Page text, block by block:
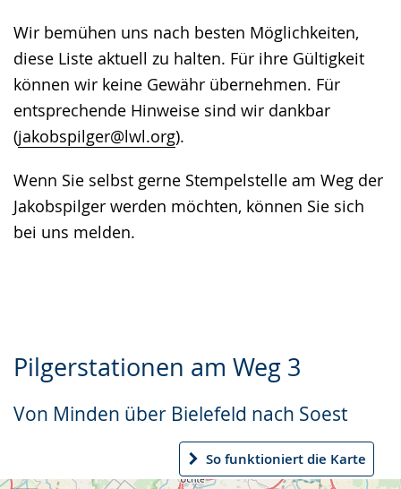
Wir bemühen uns nach besten Möglichkeiten,
diese Liste aktuell zu halten. Für ihre Gültigkeit
können wir keine Gewähr übernehmen. Für
entsprechende Hinweise sind wir dankbar
(jakobspilger@lwl.org).
Wenn Sie selbst gerne Stempelstelle am Weg der
Jakobspilger werden möchten, können Sie sich
bei uns melden.
Pilgerstationen am Weg 3
Von Minden über Bielefeld nach Soest
So funktioniert die Karte